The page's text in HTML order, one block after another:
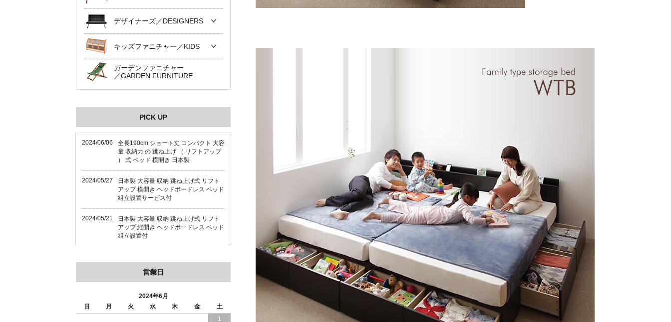
デザイナーズ／DESIGNERS
キッズファニチャー／KIDS
ガーデンファニチャー
／GARDEN FURNITURE
PICK UP
2024/06/06
全長190cm ショート丈 コンパクト 大容
量 収納力 の 跳ね上げ （ リフトアップ
） 式 ベッド 横開き 日本製
2024/05/27
日本製 大容量 収納 跳ね上げ式 リフト
アップ 横開き ヘッドボードレス ベッド
組立設置サービス付
2024/05/21
日本製 大容量 収納 跳ね上げ式 リフト
アップ 縦開き ヘッドボードレス ベッド
組立設置付
ド 組立設置 付き
日本製 収納 跳ね上げ式 リフトアップ
ベッド 縦開き ヘッドボード 組立設置サ
ービス付き
営業日
2024年6月
日
月 火 水 木 金
土
1